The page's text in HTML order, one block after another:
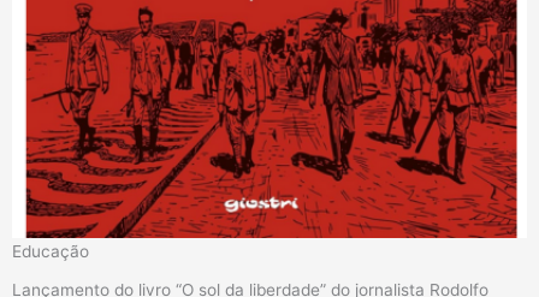
Educação
Lançamento do livro “O sol da liberdade” do jornalista Rodolfo